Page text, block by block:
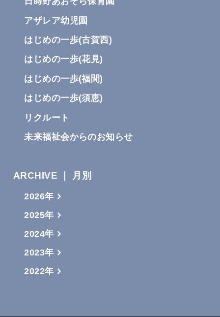
アザレア幼児園
はじめの一歩(古賀⻄)
はじめの一歩(花⾒)
はじめの一歩(福間)
はじめの一歩(須恵)
リクルート
未来福祉会からのお知らせ
ARCHIVE ｜ 月別
2026年
2025年
2024年
2023年
2022年